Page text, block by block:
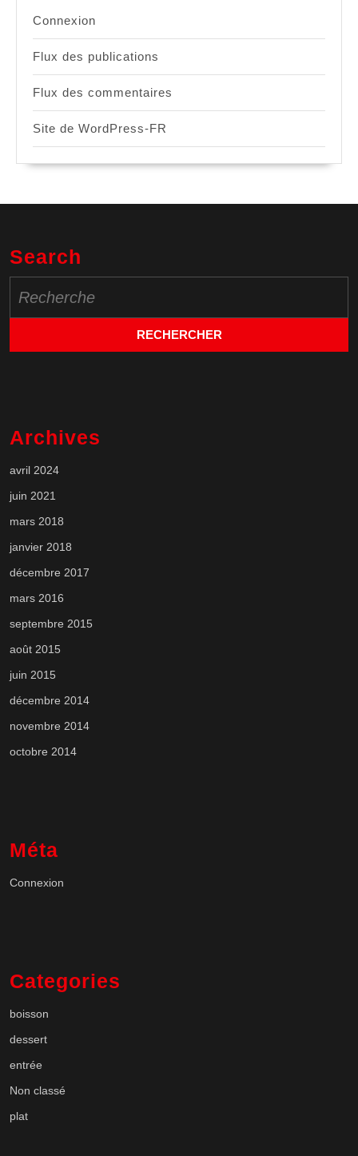
Connexion
Flux des publications
Flux des commentaires
Site de WordPress-FR
Search
for:
Archives
avril 2024
juin 2021
mars 2018
janvier 2018
décembre 2017
mars 2016
septembre 2015
août 2015
juin 2015
décembre 2014
novembre 2014
octobre 2014
Méta
Connexion
Categories
boisson
dessert
entrée
Non classé
plat